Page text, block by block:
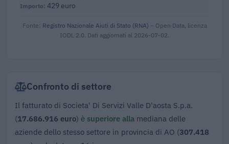
429 euro
Fonte: Registro Nazionale Aiuti di Stato (RNA) – Open Data, licenza
IODL 2.0. Dati aggiornati al 2026-07-02.
Confronto di settore
Il fatturato di Societa' Di Servizi Valle D'aosta S.p.a.
(17.686.916 euro) è superiore alla mediana delle
aziende dello stesso settore in provincia di AO (307.418